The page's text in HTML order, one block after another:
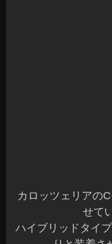
カロッツェリアの
せて
ハイブリッドタイ